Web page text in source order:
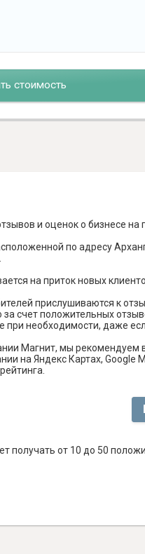
стоимость
и оценок о бизнесе
по адресу
на приток новых
прислушиваются к
счет положительных
при необходимости, даже
Магнит, мы
на Яндекс Картах,
получать от 10 до 50